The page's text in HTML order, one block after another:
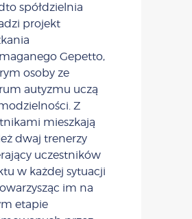
spółdzielnia
projekt
Gepetto,
osoby ze
autyzmu uczą
Z
mieszkają
dwaj trenerzy
uczestników
w każdej sytuacji
im na
etapie